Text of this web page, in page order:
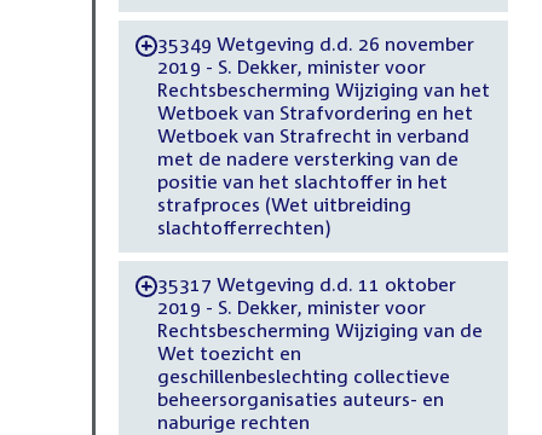
-35349 Wetgeving d.d. 26 november
2019 - S. Dekker, minister voor
Rechtsbescherming Wijziging van het
Wetboek van Strafvordering en het
Wetboek van Strafrecht in verband
met de nadere versterking van de
positie van het slachtoffer in het
strafproces (Wet uitbreiding
slachtofferrechten)
-35317 Wetgeving d.d. 11 oktober
2019 - S. Dekker, minister voor
Rechtsbescherming Wijziging van de
Wet toezicht en
geschillenbeslechting collectieve
beheersorganisaties auteurs- en
naburige rechten